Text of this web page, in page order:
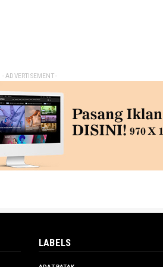
- ADVERTISEMENT -
LABELS